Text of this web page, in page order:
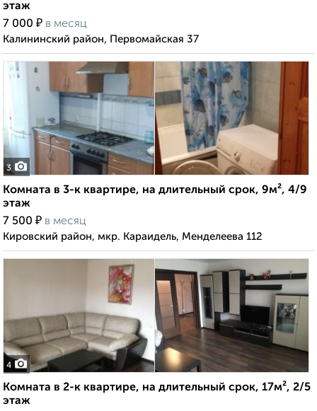
этаж
7 000 ₽ в месяц
Калининский район, Первомайская 37
3
Комната в 3-к квартире, на длительный срок, 9м², 4/9
этаж
7 500 ₽ в месяц
Кировский район, мкр. Караидель, Менделеева 112
4
Комната в 2-к квартире, на длительный срок, 17м², 2/5
этаж